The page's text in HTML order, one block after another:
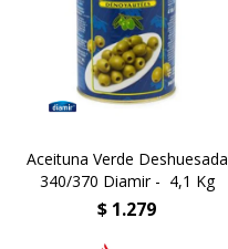
Aceituna Verde Deshuesada
340/370 Diamir - 4,1 Kg
$ 1.279